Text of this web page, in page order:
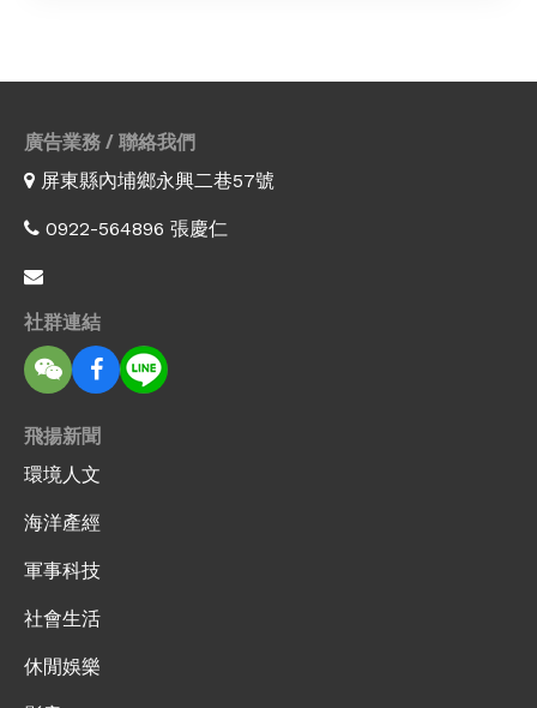
廣告業務 / 聯絡我們
屏東縣內埔鄉永興二巷57號
0922-564896 張慶仁
社群連結
飛揚新聞
環境人文
海洋產經
軍事科技
社會生活
休閒娛樂